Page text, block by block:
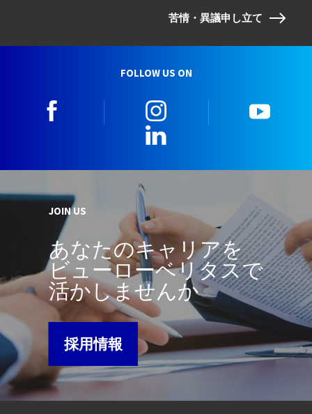
苦情・異議申し立て
FOLLOW US ON
JOIN US
あなたのキャリアを
ビューローベリタスで
活かしませんか
採用情報